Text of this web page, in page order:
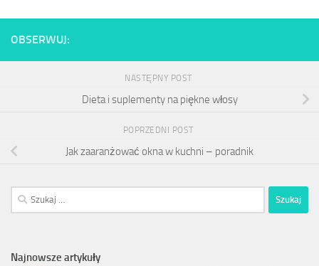
OBSERWUJ:
NASTĘPNY POST
Dieta i suplementy na piękne włosy
POPRZEDNI POST
Jak zaaranżować okna w kuchni – poradnik
Szukaj:
Najnowsze artykuły